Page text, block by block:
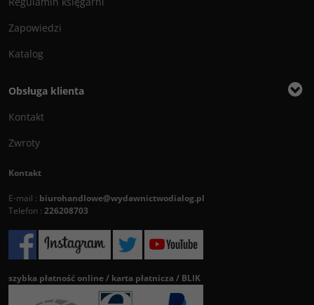
Zapowiedzi
Katalog
Obsługa klienta
Kontakt
Zwroty
Kontakt
E-mail : biurohandlowe@wydawnictwodialog.pl
Telefon : 226208703
szybka płatność online / karta płatnicza / BLIK